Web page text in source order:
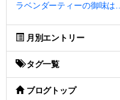
ラベンダーティーの御味は…
月別エントリー
タグ一覧
ブログトップ